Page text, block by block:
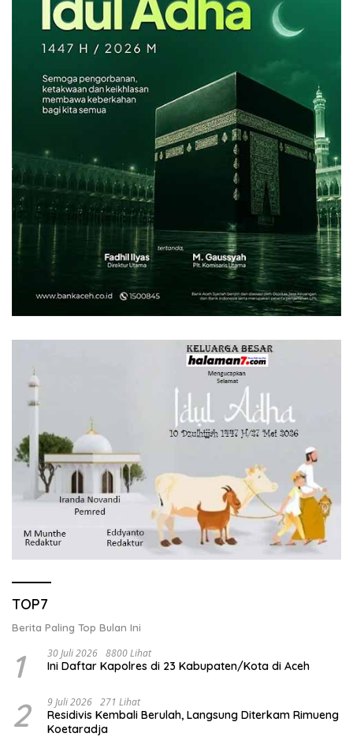
TOP7
Berita Paling Top Bulan Ini
1 30 Juli 2026 8800 Lihat
Ini Daftar Kapolres di 23 Kabupaten/Kota di Aceh
2 9 Juli 2026 271 Lihat
Residivis Kembali Berulah, Langsung Diterkam Rimueng
Koetaradja